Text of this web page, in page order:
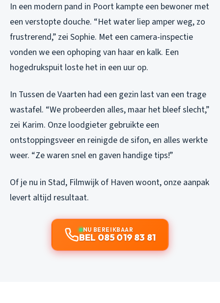
In een modern pand in Poort kampte een bewoner met
een verstopte douche. “Het water liep amper weg, zo
frustrerend,” zei Sophie. Met een camera-inspectie
vonden we een ophoping van haar en kalk. Een
hogedrukspuit loste het in een uur op.
In Tussen de Vaarten had een gezin last van een trage
wastafel. “We probeerden alles, maar het bleef slecht,”
zei Karim. Onze loodgieter gebruikte een
ontstoppingsveer en reinigde de sifon, en alles werkte
weer. “Ze waren snel en gaven handige tips!”
Of je nu in Stad, Filmwijk of Haven woont, onze aanpak
levert altijd resultaat.
NU BEREIKBAAR
BEL 085 019 83 81